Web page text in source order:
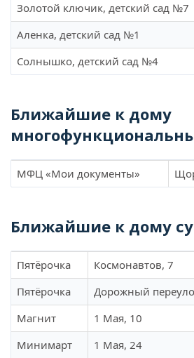
Золотой ключик, детский сад №7
Аленка, детский сад №1
Солнышко, детский сад №4
Ближайшие к дому
МФЦ «Мои документы»
Ближайшие к дому
Пятёрочка Космонавтов, 7
Пятёрочка
Дорожный
Магнит
1 Мая, 10
Минимарт
1 Мая, 24